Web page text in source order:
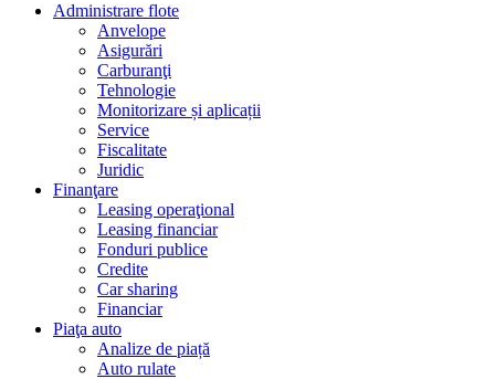
Administrare flote
Anvelope
Asigurări
Carburanţi
Tehnologie
Monitorizare și aplicații
Service
Fiscalitate
Juridic
Finanţare
Leasing operaţional
Leasing financiar
Fonduri publice
Credite
Car sharing
Financiar
Piaţa auto
Analize de piață
Auto rulate